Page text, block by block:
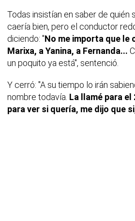
Todas insistían en saber de quién
caería bien, pero el conductor
diciendo: "No me importa que le
Marixa, a Yanina, a Fernanda...
un poquito ya está", sentenció.
Y cerró: "A su tiempo lo irán
nombre todavía. La llamé para el
para ver si quería, me dijo que